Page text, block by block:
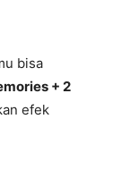
bisa
+ 2
efek